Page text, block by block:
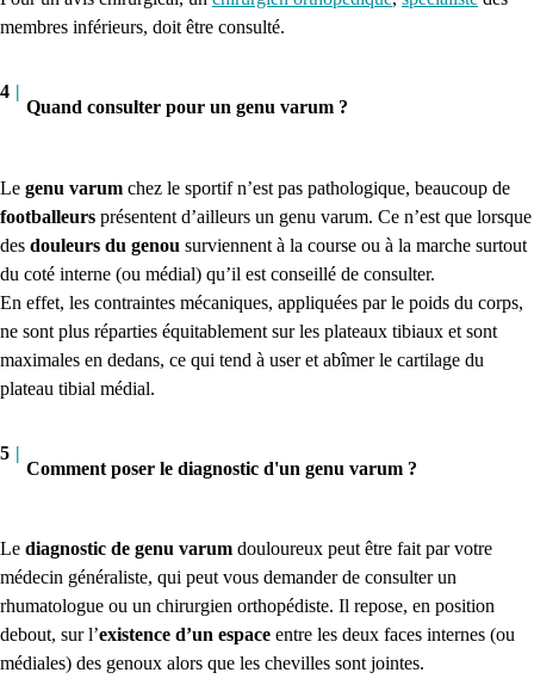
membres inférieurs, doit être consulté.
4 |
Quand consulter pour un genu varum ?
Le genu varum chez le sportif n’est pas pathologique, beaucoup de
footballeurs présentent d’ailleurs un genu varum. Ce n’est que lorsque
des douleurs du genou surviennent à la course ou à la marche surtout
du coté interne (ou médial) qu’il est conseillé de consulter.
En effet, les contraintes mécaniques, appliquées par le poids du corps,
ne sont plus réparties équitablement sur les plateaux tibiaux et sont
maximales en dedans, ce qui tend à user et abîmer le cartilage du
plateau tibial médial.
5 |
Comment poser le diagnostic d'un genu varum ?
Le diagnostic de genu varum douloureux peut être fait par votre
médecin généraliste, qui peut vous demander de consulter un
rhumatologue ou un chirurgien orthopédiste. Il repose, en position
debout, sur l’existence d’un espace entre les deux faces internes (ou
médiales) des genoux alors que les chevilles sont jointes.